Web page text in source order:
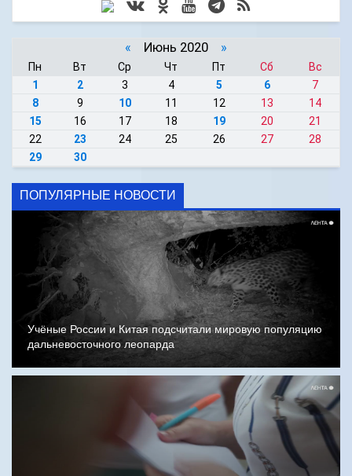
« Июнь 2020 »
Пн Вт Ср Чт Пт Сб
Вс
1
2 3 4 5 6
7
8
9 10 11 12 13
14
15
16 17 18 19 20
21
22
23 24 25 26 27
28
29
30
ПОПУЛЯРНЫЕ НОВОСТИ
Учёные России и Китая подсчитали мировую популяцию
дальневосточного леопарда